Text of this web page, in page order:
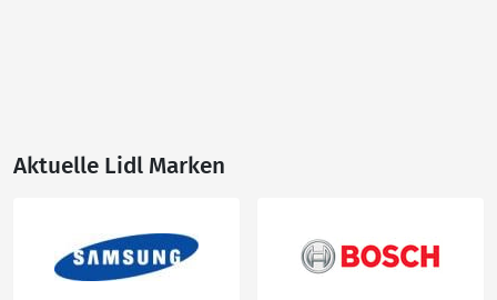
Aktuelle Lidl Marken